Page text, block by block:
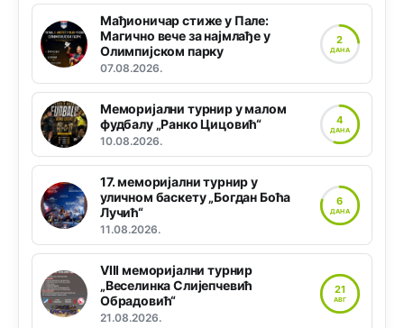
Мађионичар стиже у Пале:
Магично вече за најмлађе у
Олимпијском парку
07.08.2026.
2
ДАНА
Меморијални турнир у малом
фудбалу „Ранко Цицовић“
10.08.2026.
4
ДАНА
17. меморијални турнир у
уличном баскету „Богдан Боћа
Лучић“
11.08.2026.
6
ДАНА
VIII меморијални турнир
„Веселинка Слијепчевић
Обрадовић“
21.08.2026.
21
АВГ